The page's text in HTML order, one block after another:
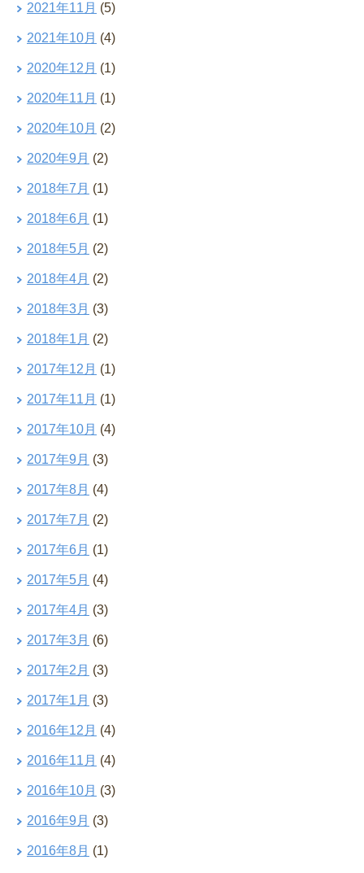
2021年11月 (5)
2021年10月 (4)
2020年12月 (1)
2020年11月 (1)
2020年10月 (2)
2020年9月 (2)
2018年7月 (1)
2018年6月 (1)
2018年5月 (2)
2018年4月 (2)
2018年3月 (3)
2018年1月 (2)
2017年12月 (1)
2017年11月 (1)
2017年10月 (4)
2017年9月 (3)
2017年8月 (4)
2017年7月 (2)
2017年6月 (1)
2017年5月 (4)
2017年4月 (3)
2017年3月 (6)
2017年2月 (3)
2017年1月 (3)
2016年12月 (4)
2016年11月 (4)
2016年10月 (3)
2016年9月 (3)
2016年8月 (1)